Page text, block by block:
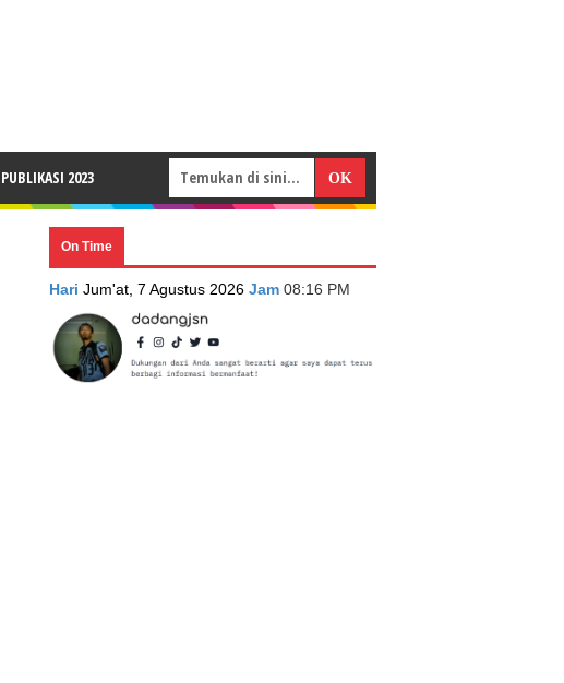
PUBLIKASI 2023
On Time
Hari Jum'at, 7 Agustus 2026 Jam 08:16 PM